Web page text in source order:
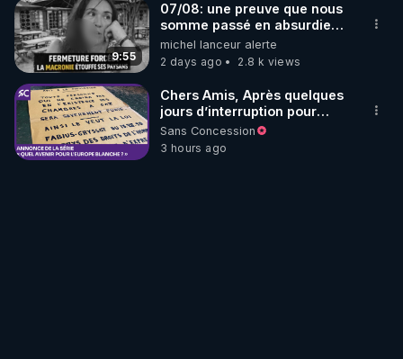
9:55
07/08: une preuve que nous
somme passé en absurdie
une dictature qui veut faire
taire ses opposant !
michel lanceur alerte
2 days ago
2.8 k views
Chers Amis, Après quelques
jours d’interruption pour
clarifier ma position
concernant le nombre de
juifs disparus pendant la
Sans Concession
3 hours ago